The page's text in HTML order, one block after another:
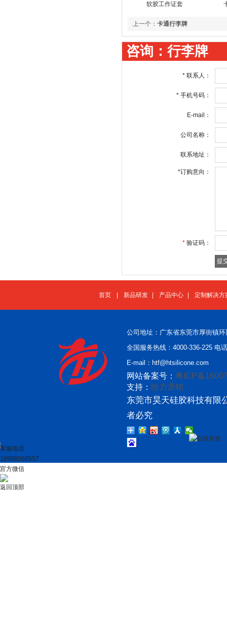
软胶工作证套
上一个： 卡通行李牌
咨询：行李牌
* 联系人：
* 手机号码：
E-mail：
公司名称：
联系地址：
*订购意向：
* 验证码：
首页 新品研发 产品中心 定制解决方
公司地址：广东省东莞市厚街镇
全国服务热线：4000-336-225 电
E-mail：htf@htsilicone.com
网站备案号： 粤ICP备
支持： 给力营销
东莞市昊天硅胶科技有限
者必究
在线客服
客服电话
18998060557
官方微信
返回顶部